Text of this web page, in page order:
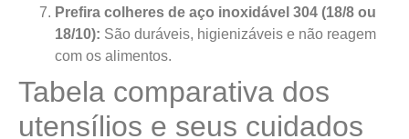
Prefira colheres de aço inoxidável 304 (18/8 ou
18/10): São duráveis, higienizáveis e não reagem
com os alimentos.
Tabela comparativa dos
utensílios e seus cuidados